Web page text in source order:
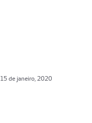
15 de janeiro, 2020